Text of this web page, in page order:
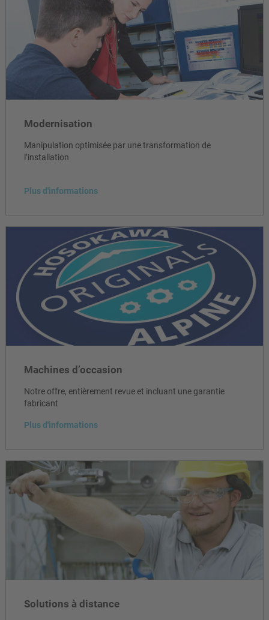
Modernisation
Manipulation optimisée par une transformation de
l’installation
Plus d'informations
Machines d’occasion
Notre offre, entièrement revue et incluant une garantie
fabricant
Plus d'informations
Solutions à distance